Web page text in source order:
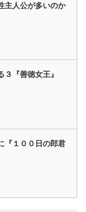
主人公が多いのか
『善徳女王』
『１００日の郎君